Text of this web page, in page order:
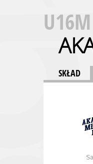
U16M
SKŁAD